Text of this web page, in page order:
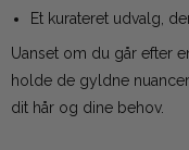
Et kurateret udvalg,
Uanset om du går efter
holde de gyldne
dit hår og dine behov.